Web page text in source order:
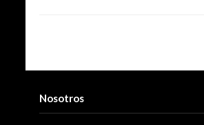
Nosotros